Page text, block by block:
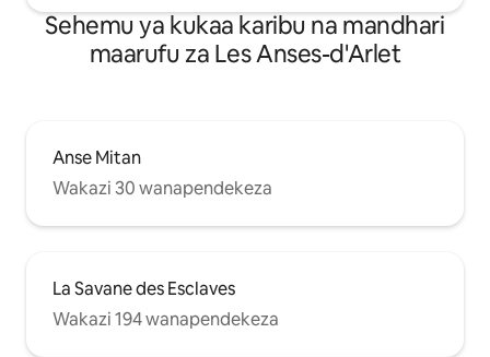
Sehemu ya kukaa karibu na mandhari
maarufu za Les Anses-d'Arlet
Anse Mitan
Wakazi 30 wanapendekeza
La Savane des Esclaves
Wakazi 194 wanapendekeza